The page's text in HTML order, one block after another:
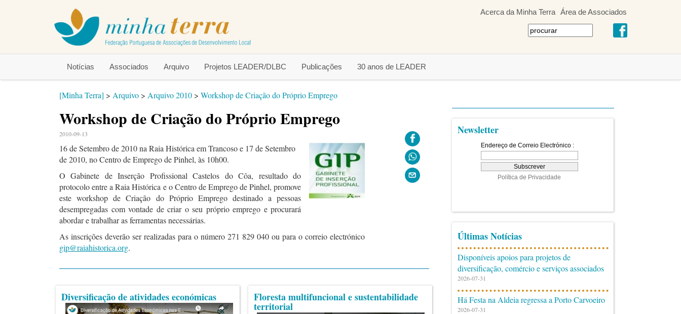
Acerca da Minha Terra Área de Associados
Notícias Associados Arquivo Projetos LEADER/DLBC Publicações 30 anos de LEADER
[Minha Terra] > Arquivo > Arquivo 2010 > Workshop de Criação do Próprio Emprego
Workshop de Criação do Próprio Emprego
2010-09-13
16 de Setembro de 2010 na Raia Histórica em Trancoso e 17 de Setembro
de 2010, no Centro de Emprego de Pinhel, às 10h00.
O Gabinete de Inserção Profissional Castelos do Côa, resultado do
protocolo entre a Raia Histórica e o Centro de Emprego de Pinhel, promove
este workshop de Criação do Próprio Emprego destinado a pessoas
desempregadas com vontade de criar o seu próprio emprego e procurará
abordar e trabalhar as ferramentas necessárias.
As inscrições deverão ser realizadas para o número 271 829 040 ou para o correio electrónico
gip@raiahistorica.org.
Diversificação de atividades económicas Floresta multifuncional e sustentabilidade
territorial
Newsletter
Últimas Notícias
Disponíveis apoios para projetos de
diversificação, comércio e serviços associados
2026-07-31
Há Festa na Aldeia regressa a Porto Carvoeiro
2026-07-31